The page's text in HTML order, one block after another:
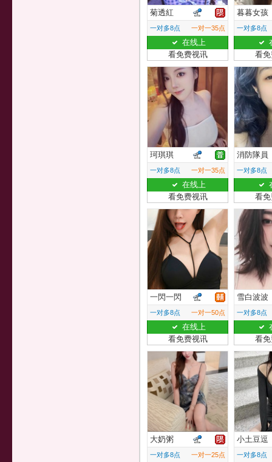
菊透紅
一对多8点 一对一35点
在线上
看免费视讯
暮暮女孩
一对多8点
看
珂琪琪
一对多8点 一对一35点
在线上
看免费视讯
消防隊員
一对多8点
看
一閃一閃
一对多8点 一对一50点
在线上
看免费视讯
雪白波波
一对多8点
看
大奶粥
一对多8点 一对一25点
小土豆逗
一对多8点